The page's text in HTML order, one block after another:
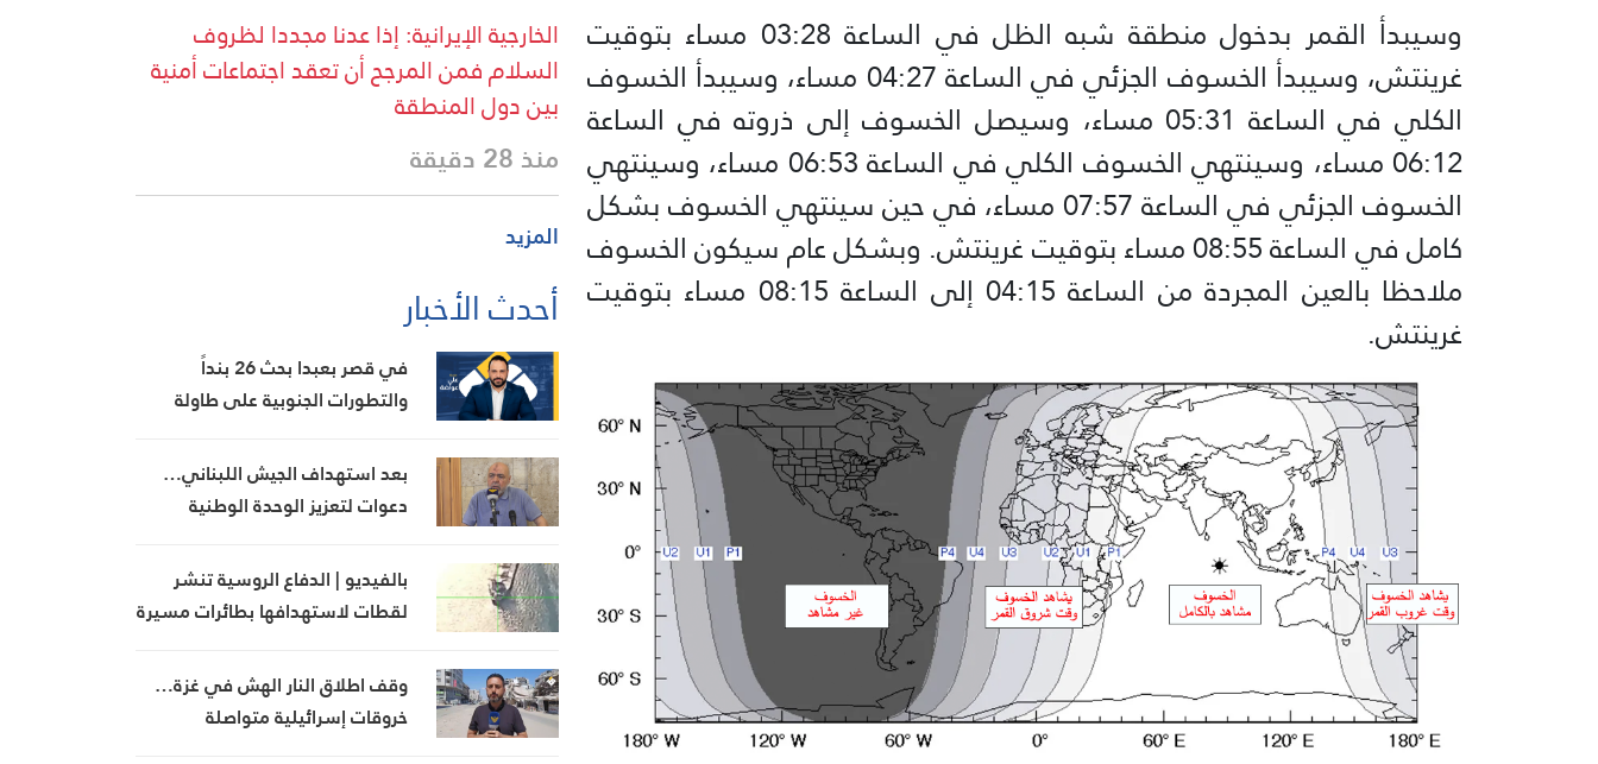
وسيبدأ القمر بدخول منطقة شبه الظل في الساعة 03:28 مساء بتوقيت
غرينتش، وسيبدأ الخسوف الجزئي في الساعة 04:27 مساء، وسيبدأ الخسوف
الكلي في الساعة 05:31 مساء، وسيصل الخسوف إلى ذروته في الساعة
06:12 مساء، وسينتهي الخسوف الكلي في الساعة 06:53 مساء، وسينتهي
الخسوف الجزئي في الساعة 07:57 مساء، في حين سينتهي الخسوف بشكل
كامل في الساعة 08:55 مساء بتوقيت غرينتش. وبشكل عام سيكون الخسوف
ملاحظا بالعين المجردة من الساعة 04:15 إلى الساعة 08:15 مساء بتوقيت
غرينتش.
الخارجية الإيرانية: إذا عدنا مجددا لظروف
السلام فمن المرجح أن تعقد اجتماعات أمنية
بين دول المنطقة
منذ 28 دقيقة
المزيد
أحدث الأخبار
في قصر بعبدا بحث 26 بنداً
والتطورات الجنوبية على طاولة
بعد استهداف الجيش اللبناني…
دعوات لتعزيز الوحدة الوطنية
بالفيديو | الدفاع الروسية تنشر
لقطات لاستهدافها بطائرات مسيرة
ومعدات عسكرية لأوكرانيا في البحر
الأسود وميناء أوديسا
وقف اطلاق النار الهش في غزة…
خروقات إسرائيلية متواصلة